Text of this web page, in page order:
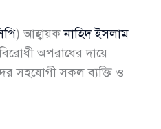
) আহ্বায়কনাহিদ ইসলাম
অপরাধের দায়ে
সহযোগী সকল ব্যক্তি ও